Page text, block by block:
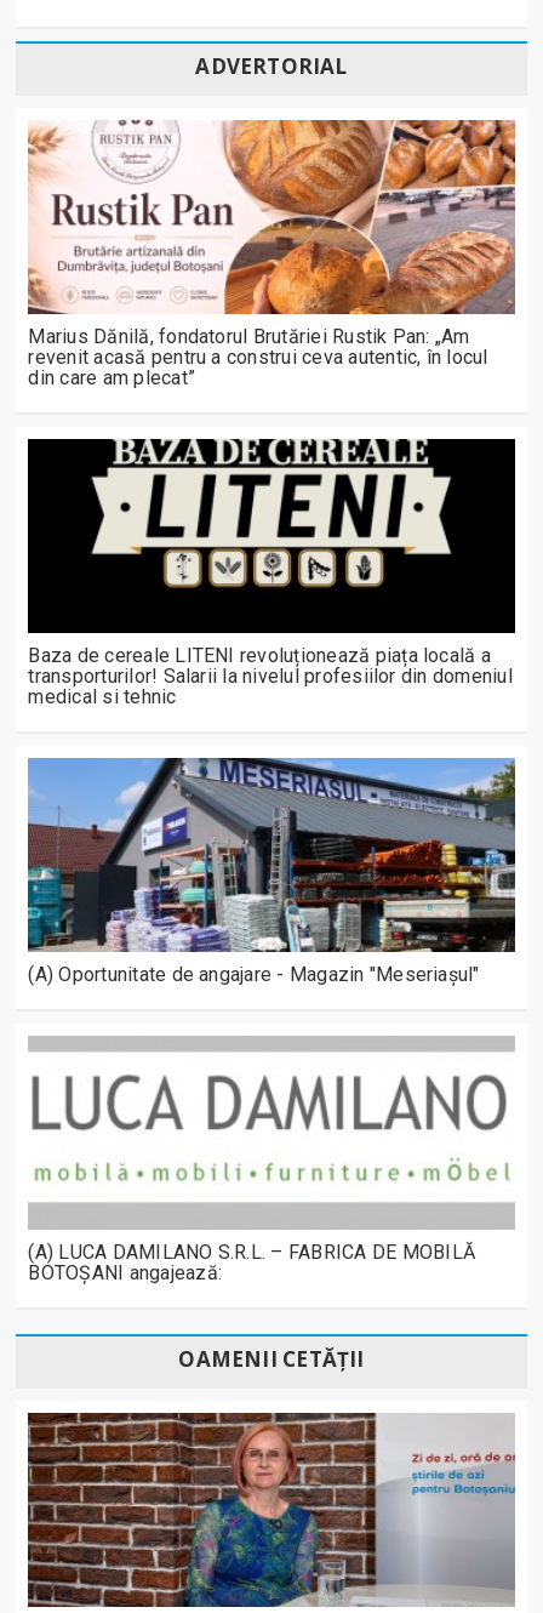
ADVERTORIAL
Marius Dănilă, fondatorul Brutăriei Rustik Pan: „Am
revenit acasă pentru a construi ceva autentic, în locul
din care am plecat”
Baza de cereale LITENI revoluționează piața locală a
transporturilor! Salarii la nivelul profesiilor din domeniul
medical si tehnic
(A) Oportunitate de angajare - Magazin "Meseriașul"
(A) LUCA DAMILANO S.R.L. – FABRICA DE MOBILĂ
BOTOȘANI angajează:
OAMENII CETĂȚII